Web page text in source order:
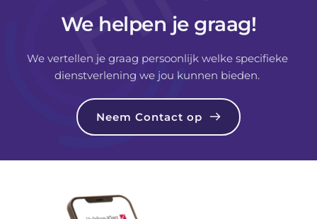
We helpen je graag!
We vertellen je graag persoonlijk welke specifieke
dienstverlening we jou kunnen bieden.
Neem Contact op